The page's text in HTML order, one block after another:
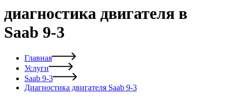
диагностика двигателя в
Saab 9-3
Главная
Услуги
Saab 9-3
Диагностика двигателя Saab 9-3